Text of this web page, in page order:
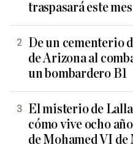
traspasará este mes
De un cementerio
de Arizona al
un bombardero B1
El misterio de Lalla
cómo vive ocho
de Mohamed VI de